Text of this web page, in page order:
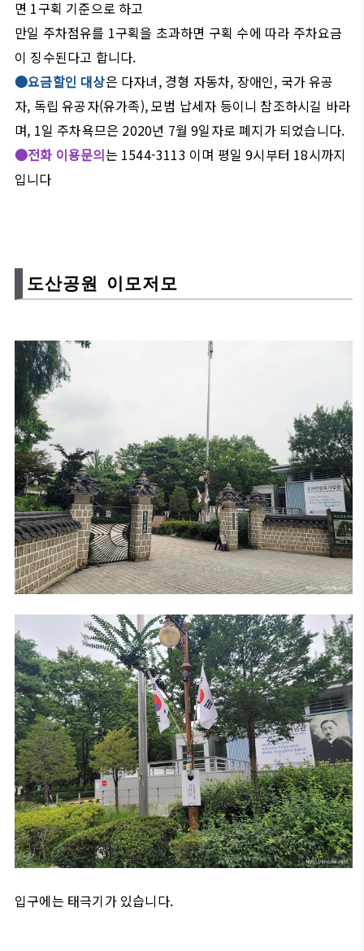
면 1구획 기준으로 하고
만일 주차점유를 1구획을 초과하면 구획 수에 따라 주차요금
이 징수된다고 합니다.
●요금할인 대상은 다자녀, 경형 자동차, 장애인, 국가 유공
자, 독립 유공자(유가족), 모범 납세자 등이니 참조하시길 바라
며, 1일 주차욕므은 2020년 7월 9일자로 폐지가 되었습니다.
●전화 이용문의는 1544-3113 이며 평일 9시부터 18시까지
입니다
도산공원 이모저모
입구에는 태극기가 있습니다.